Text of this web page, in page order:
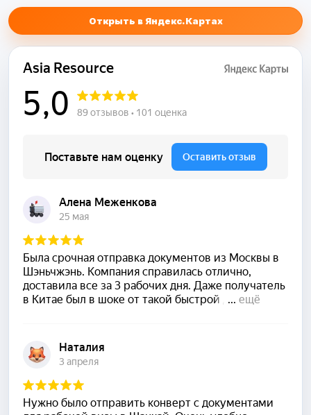
Открыть в Яндекс.Картах